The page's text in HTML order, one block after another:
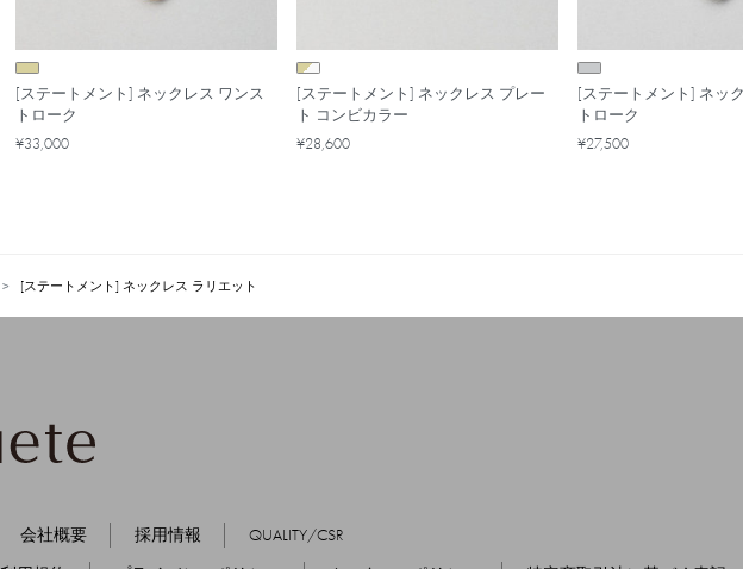
[ステートメント] ネックレス ワンス
トローク
¥33,000
[ステートメント] ネックレス プレー
ト コンビカラー
¥28,600
[ステートメント] ネッ
トローク
¥27,500
[ステートメント] ネックレス ラリエット
会社概要 採用情報
QUALITY/CSR